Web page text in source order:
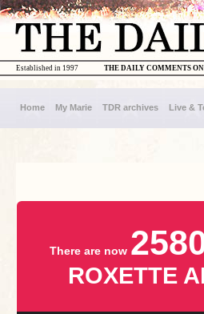
THE DAILY COMMENTS
Established in 1997
Home My Marie TDR archives Live &
There are now
ROXETTE